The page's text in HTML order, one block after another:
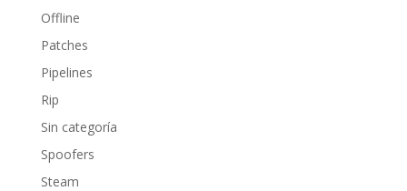
Offline
Patches
Pipelines
Rip
Sin categoría
Spoofers
Steam